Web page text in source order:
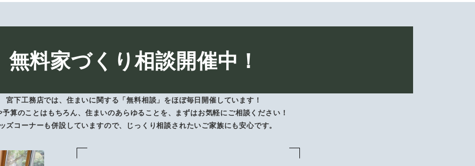
無料家づくり相談開催中！
宮下工務店では、住まいに関する「無料相談」をほぼ毎日開催しています！
予算のことはもちろん、住まいのあらゆることを、まずはお気軽にご相談ください！
ズコーナーも併設していますので、じっくり相談されたいご家族にも安心です。